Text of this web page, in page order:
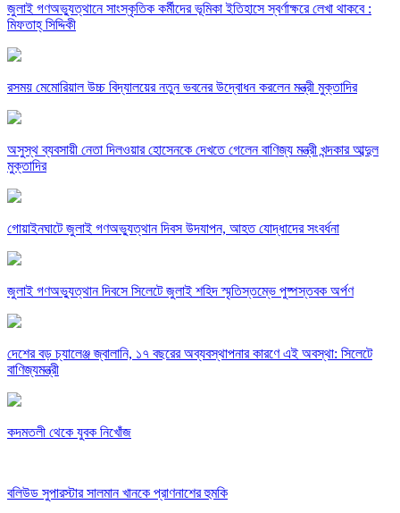
জুলাই গণঅভ্যুত্থানে সাংস্কৃতিক কর্মীদের ভূমিকা ইতিহাসে স্বর্ণাক্ষরে লেখা থাকবে :
মিফতাহ্ সিদ্দিকী
রসময় মেমোরিয়াল উচ্চ বিদ্যালয়ের নতুন ভবনের উদ্বোধন করলেন মন্ত্রী মুক্তাদির
অসুস্থ ব্যবসায়ী নেতা দিলওয়ার হোসেনকে দেখতে গেলেন বাণিজ্য মন্ত্রী খন্দকার আব্দুল
মুক্তাদির
গোয়াইনঘাটে জুলাই গণঅভ্যুত্থান দিবস উদযাপন, আহত যোদ্ধাদের সংবর্ধনা
জুলাই গণঅভ্যুত্থান দিবসে সিলেটে জুলাই শহিদ স্মৃতিস্তম্ভে পুষ্পস্তবক অর্পণ
দেশের বড় চ্যালেঞ্জ জ্বালানি, ১৭ বছরের অব্যবস্থাপনার কারণে এই অবস্থা: সিলেটে
বাণিজ্যমন্ত্রী
কদমতলী থেকে যুবক নিখোঁজ
বলিউড সুপারস্টার সালমান খানকে প্রাণনাশের হুমকি